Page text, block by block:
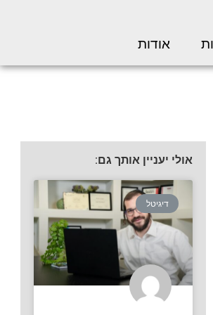
אודות
אולי יעניין אותך גם:
דיגיטל